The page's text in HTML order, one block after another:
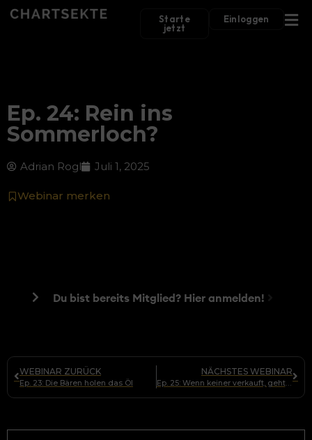
Starte
jetzt
Einloggen
Ep. 24: Rein ins
Sommerloch?
Adrian Rogl Juli 1, 2025
Webinar merken
Du bist bereits Mitglied? Hier anmelden!
WEBINAR ZURÜCK
Ep. 23: Die Bären holen das Öl
NÄCHSTES WEBINAR
Ep. 25: Wenn keiner verkauft, gehts weiter hoch!